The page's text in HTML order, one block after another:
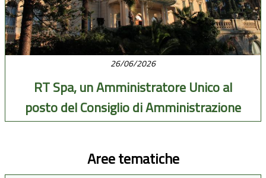
26/06/2026
RT Spa, un Amministratore Unico al
posto del Consiglio di Amministrazione
Aree tematiche